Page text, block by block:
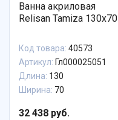
Ванна акриловая
Relisan Tamiza 130x70
Код товара: 40573
Артикул: Гл000025051
Длина: 130
Ширина: 70
32 438 руб.